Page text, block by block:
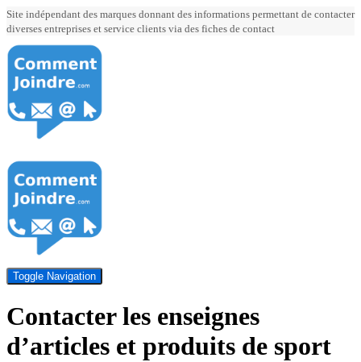
Site indépendant des marques donnant des informations permettant de contacter
diverses entreprises et service clients via des fiches de contact
Toggle Navigation
Contacter les enseignes
d’articles et produits de sport